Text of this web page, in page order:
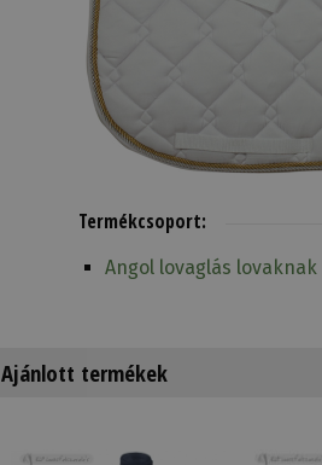
Termékcsoport:
Angol lovaglás
Ajánlott termékek